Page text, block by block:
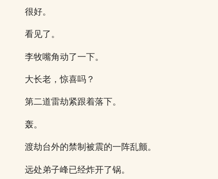
很好。
看见了。
李牧嘴角动了一下。
大长老，惊喜吗？
第二道雷劫紧跟着落下。
轰。
渡劫台外的禁制被震的一阵乱颤。
远处弟子峰已经炸开了锅。